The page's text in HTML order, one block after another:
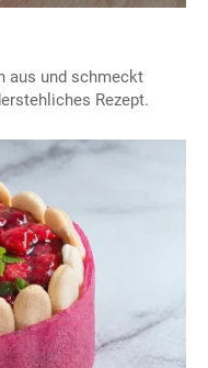
aus und schmeckt
Rezept.